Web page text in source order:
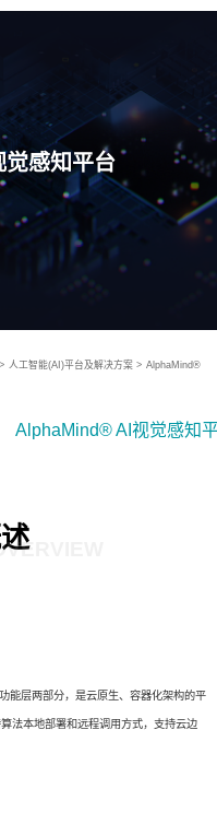
感知平台
> 人工智能(AI)平台及解决方案 > AlphaMind®
AlphaMind® AI视觉感知
能层两部分，是云原生、容器化架构的平
法本地部署和远程调用方式，支持云边